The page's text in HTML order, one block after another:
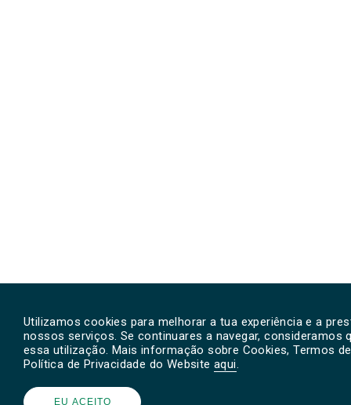
Utilizamos cookies para melhorar a tua experiência e a
nossos serviços. Se continuares a navegar, consideramos
essa utilização. Mais informação sobre Cookies, Termos
Política de Privacidade do Website aqui.
EU ACEITO